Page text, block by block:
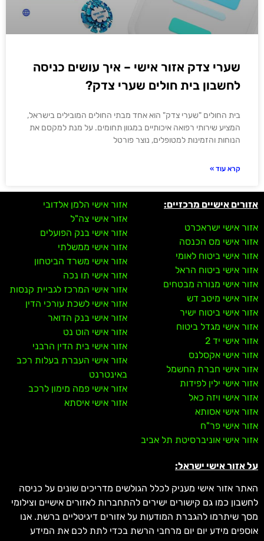
שערי צדק אזור אישי – איך עושים כניסה
לחשבון בית חולים שערי צדק?
בית החולים "שערי צדק" הוא אחד מבתי החולים המובילים בישראל,
המציע שירותי רפואה איכותיים במגוון תחומים. על מנת למקסם את
הנוחות והזמינות למטופלים, נוצר פורטל
קרא עוד »
אזורים אישיים מרכזיים:
אזור אישי ישראכרט
אזור אישי מס הכנסה
אזור אישי ביטוח לאומי
אזור אישי ביטוח הראל
אזור אישי מנורה מבטחים
אזור אישי מיטב דש
אזור אישי ביטוח ישיר
אזור אישי מגדל ביטוח
אזור אישי יד 2
אזור אישי אקסלנס
אזור אישי חברת החשמל
אזור אישי ילין לפידות
אזור אישי ויזה כאל
אזור אישי אסותא
אזור אישי פר"ח
אזור אישי אוניברסיטת תל אביב
אזור אישי הלמן אלדובי
אזור אישי צה"ל
אזור אישי בנק הפועלים
אזור אישי ממשלתי
אזור אישי משרד הביטחון
אזור אישי תו נכה
אזור אישי המרכז לגביית קנסות
אזור אישי לשכת עורכי הדין
אזור אישי בנק הדואר
אזור אישי הוט נט
אזור אישי בית הדין הרבני
אזור אישי העברת בעלות רכב
באינטרנט
אזור אישי פמה מימון לרכב
אזור אישי איסתא
על אזור אישי ישראל:
האתר אזור אישי מעניק לכלל הגולשים מדריכים שונים על כניסה
לחשבון כמו גם קישורים ישירים להתחברות לאזורים אישיים וצילומי
מסך שיתרמו להגברת המודעות על אזורים דיגיטליים ברשת. אנו
אוספים מידע יום יום מרחבי הרשת בכדי לתת לכם את המידע